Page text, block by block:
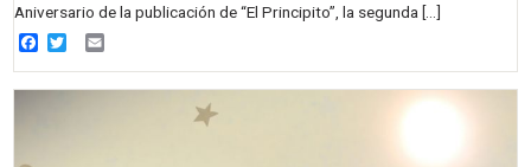
Aniversario de la publicación de “El Principito”, la segunda […]
Facebook
Twitter